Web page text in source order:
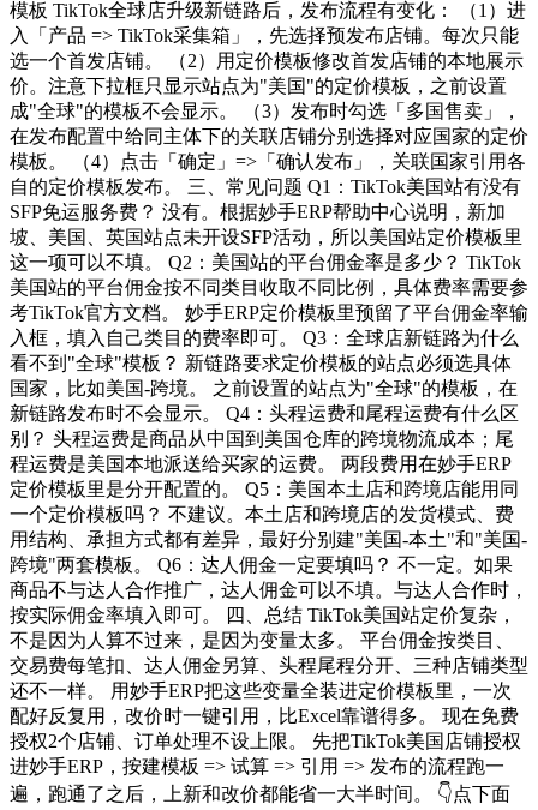
模板 TikTok全球店升级新链路后，发布流程有变化： （1）进
入「产品 => TikTok采集箱」，先选择预发布店铺。每次只能
选一个首发店铺。 （2）用定价模板修改首发店铺的本地展示
价。注意下拉框只显示站点为"美国"的定价模板，之前设置
成"全球"的模板不会显示。 （3）发布时勾选「多国售卖」，
在发布配置中给同主体下的关联店铺分别选择对应国家的定价
模板。 （4）点击「确定」=>「确认发布」，关联国家引用各
自的定价模板发布。 三、常见问题 Q1：TikTok美国站有没有
SFP免运服务费？ 没有。根据妙手ERP帮助中心说明，新加
坡、美国、英国站点未开设SFP活动，所以美国站定价模板里
这一项可以不填。 Q2：美国站的平台佣金率是多少？ TikTok
美国站的平台佣金按不同类目收取不同比例，具体费率需要参
考TikTok官方文档。 妙手ERP定价模板里预留了平台佣金率输
入框，填入自己类目的费率即可。 Q3：全球店新链路为什么
看不到"全球"模板？ 新链路要求定价模板的站点必须选具体
国家，比如美国-跨境。 之前设置的站点为"全球"的模板，在
新链路发布时不会显示。 Q4：头程运费和尾程运费有什么区
别？ 头程运费是商品从中国到美国仓库的跨境物流成本；尾
程运费是美国本地派送给买家的运费。 两段费用在妙手ERP
定价模板里是分开配置的。 Q5：美国本土店和跨境店能用同
一个定价模板吗？ 不建议。本土店和跨境店的发货模式、费
用结构、承担方式都有差异，最好分别建"美国-本土"和"美国-
跨境"两套模板。 Q6：达人佣金一定要填吗？ 不一定。如果
商品不与达人合作推广，达人佣金可以不填。与达人合作时，
按实际佣金率填入即可。 四、总结 TikTok美国站定价复杂，
不是因为人算不过来，是因为变量太多。 平台佣金按类目、
交易费每笔扣、达人佣金另算、头程尾程分开、三种店铺类型
还不一样。 用妙手ERP把这些变量全装进定价模板里，一次
配好反复用，改价时一键引用，比Excel靠谱得多。 现在免费
授权2个店铺、订单处理不设上限。 先把TikTok美国店铺授权
进妙手ERP，按建模板 => 试算 => 引用 => 发布的流程跑一
遍，跑通了之后，上新和改价都能省一大半时间。 👇点下面